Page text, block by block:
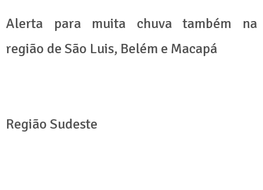
Alerta para muita chuva também na
região de São Luis, Belém e Macapá
Região Sudeste